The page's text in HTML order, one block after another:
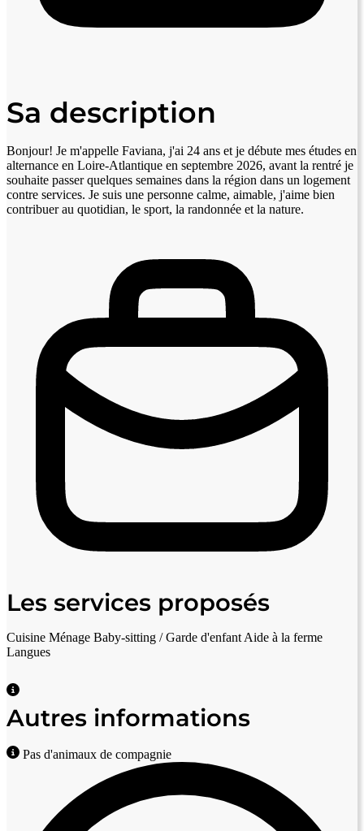
Sa description
Bonjour! Je m'appelle Faviana, j'ai 24 ans et je débute mes études en
alternance en Loire-Atlantique en septembre 2026, avant la rentré je
souhaite passer quelques semaines dans la région dans un logement
contre services. Je suis une personne calme, aimable, j'aime bien
contribuer au quotidian, le sport, la randonnée et la nature.
Les services proposés
Cuisine Ménage Baby-sitting / Garde d'enfant Aide à la ferme
Langues
Autres informations
Pas d'animaux de compagnie